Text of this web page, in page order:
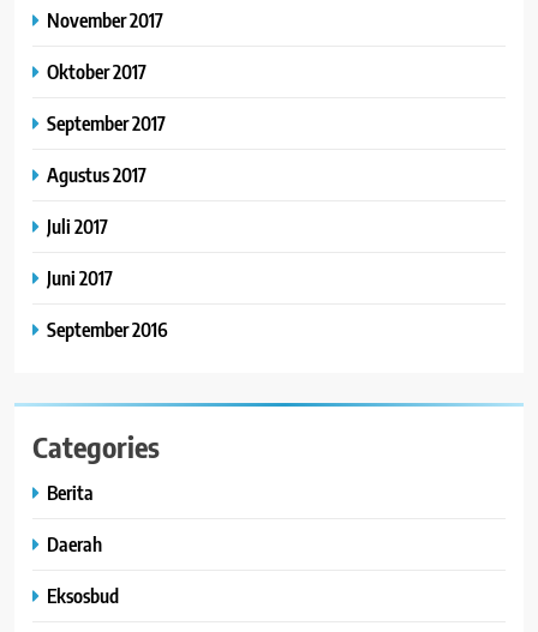
November 2017
Oktober 2017
September 2017
Agustus 2017
Juli 2017
Juni 2017
September 2016
Categories
Berita
Daerah
Eksosbud